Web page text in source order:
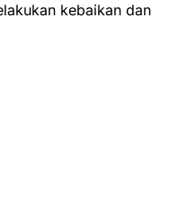
kebaikan dan